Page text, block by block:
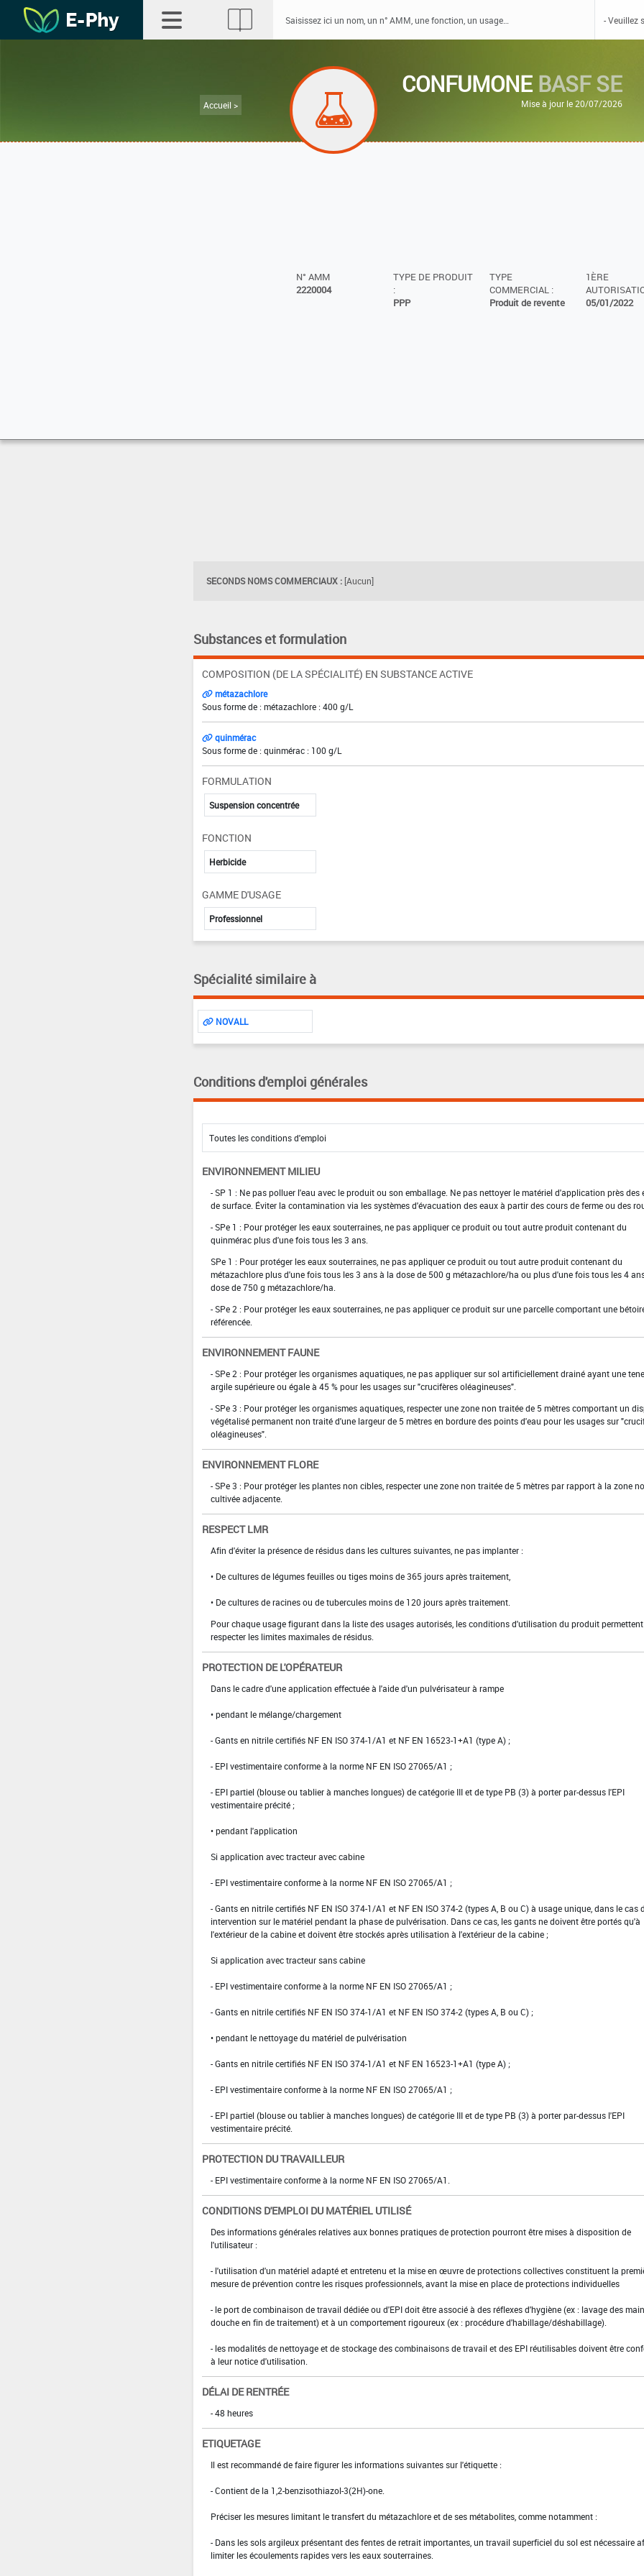
Accueil >
CONFUMONE BASF SE
Mise à jour le 20/07/2026
N° AMM
2220004
TYPE DE PRODUIT
:
PPP
TYPE
COMMERCIAL :
Produit de revente
1ÈRE
05/01/2022
SECONDS NOMS COMMERCIAUX : [Aucun]
Substances et formulation
COMPOSITION (DE LA SPÉCIALITÉ) EN SUBSTANCE ACTIVE
métazachlore
Sous forme de : métazachlore : 400 g/L
quinmérac
Sous forme de : quinmérac : 100 g/L
FORMULATION
Suspension concentrée
FONCTION
Herbicide
GAMME D'USAGE
Professionnel
Spécialité similaire à
NOVALL
Conditions d'emploi générales
ENVIRONNEMENT MILIEU
- SP 1 : Ne pas polluer l'eau avec le produit ou son emballage. Ne pas nettoyer le matériel d'application près des
de surface. Éviter la contamination via les systèmes d'évacuation des eaux à partir des cours de ferme ou des
- SPe 1 : Pour protéger les eaux souterraines, ne pas appliquer ce produit ou tout autre produit contenant du
quinmérac plus d'une fois tous les 3 ans.
SPe 1 : Pour protéger les eaux souterraines, ne pas appliquer ce produit ou tout autre produit contenant du
métazachlore plus d'une fois tous les 3 ans à la dose de 500 g métazachlore/ha ou plus d'une fois tous les 4
dose de 750 g métazachlore/ha.
- SPe 2 : Pour protéger les eaux souterraines, ne pas appliquer ce produit sur une parcelle comportant une
référencée.
ENVIRONNEMENT FAUNE
- SPe 2 : Pour protéger les organismes aquatiques, ne pas appliquer sur sol artificiellement drainé ayant une
argile supérieure ou égale à 45 % pour les usages sur "crucifères oléagineuses".
- SPe 3 : Pour protéger les organismes aquatiques, respecter une zone non traitée de 5 mètres comportant un
végétalisé permanent non traité d'une largeur de 5 mètres en bordure des points d'eau pour les usages sur
oléagineuses".
ENVIRONNEMENT FLORE
- SPe 3 : Pour protéger les plantes non cibles, respecter une zone non traitée de 5 mètres par rapport à la zone
cultivée adjacente.
RESPECT LMR
Afin d'éviter la présence de résidus dans les cultures suivantes, ne pas implanter :
• De cultures de légumes feuilles ou tiges moins de 365 jours après traitement,
• De cultures de racines ou de tubercules moins de 120 jours après traitement.
Pour chaque usage figurant dans la liste des usages autorisés, les conditions d'utilisation du produit
respecter les limites maximales de résidus.
PROTECTION DE L'OPÉRATEUR
Dans le cadre d'une application effectuée à l'aide d'un pulvérisateur à rampe
• pendant le mélange/chargement
- Gants en nitrile certifiés NF EN ISO 374-1/A1 et NF EN 16523-1+A1 (type A) ;
- EPI vestimentaire conforme à la norme NF EN ISO 27065/A1 ;
- EPI partiel (blouse ou tablier à manches longues) de catégorie III et de type PB (3) à porter par-dessus l'EPI
vestimentaire précité ;
• pendant l'application
Si application avec tracteur avec cabine
- EPI vestimentaire conforme à la norme NF EN ISO 27065/A1 ;
- Gants en nitrile certifiés NF EN ISO 374-1/A1 et NF EN ISO 374-2 (types A, B ou C) à usage unique, dans le cas
intervention sur le matériel pendant la phase de pulvérisation. Dans ce cas, les gants ne doivent être portés qu'à
l'extérieur de la cabine et doivent être stockés après utilisation à l'extérieur de la cabine ;
Si application avec tracteur sans cabine
- EPI vestimentaire conforme à la norme NF EN ISO 27065/A1 ;
- Gants en nitrile certifiés NF EN ISO 374-1/A1 et NF EN ISO 374-2 (types A, B ou C) ;
• pendant le nettoyage du matériel de pulvérisation
- Gants en nitrile certifiés NF EN ISO 374-1/A1 et NF EN 16523-1+A1 (type A) ;
- EPI vestimentaire conforme à la norme NF EN ISO 27065/A1 ;
- EPI partiel (blouse ou tablier à manches longues) de catégorie III et de type PB (3) à porter par-dessus l'EPI
vestimentaire précité.
PROTECTION DU TRAVAILLEUR
- EPI vestimentaire conforme à la norme NF EN ISO 27065/A1.
CONDITIONS D'EMPLOI DU MATÉRIEL UTILISÉ
Des informations générales relatives aux bonnes pratiques de protection pourront être mises à disposition de
l'utilisateur :
- l'utilisation d'un matériel adapté et entretenu et la mise en œuvre de protections collectives constituent la
mesure de prévention contre les risques professionnels, avant la mise en place de protections individuelles
- le port de combinaison de travail dédiée ou d'EPI doit être associé à des réflexes d'hygiène (ex : lavage des
douche en fin de traitement) et à un comportement rigoureux (ex : procédure d'habillage/déshabillage).
- les modalités de nettoyage et de stockage des combinaisons de travail et des EPI réutilisables doivent être
à leur notice d'utilisation.
DÉLAI DE RENTRÉE
- 48 heures
ETIQUETAGE
Il est recommandé de faire figurer les informations suivantes sur l'étiquette :
- Contient de la 1,2-benzisothiazol-3(2H)-one.
Préciser les mesures limitant le transfert du métazachlore et de ses métabolites, comme notamment :
­- Dans les sols argileux présentant des fentes de retrait importantes, un travail superficiel du sol est nécessaire
limiter les écoulements rapides vers les eaux souterraines.